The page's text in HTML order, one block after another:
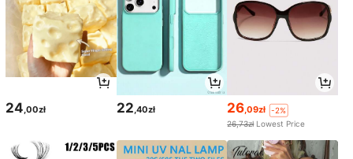
24,00zł 22,40zł 26,09zł
-2%
26,73zł Lowest Price